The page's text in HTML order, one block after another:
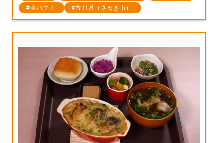
金バク！
香川県（さぬき市）